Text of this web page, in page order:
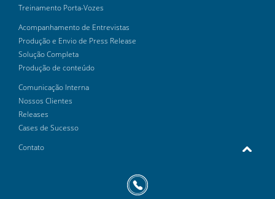
Treinamento Porta-Vozes
Acompanhamento de Entrevistas
Produção e Envio de Press Release
Solução Completa
Produção de conteúdo
Comunicação Interna
Nossos Clientes
Releases
Cases de Sucesso
Contato